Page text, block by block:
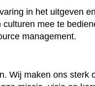
in het uitgeven
mee te
management.
Wij maken ons sterk